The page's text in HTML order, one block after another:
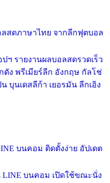
ลสดภาษาไทย จากลีกฟุตบอล
ฯ รายงานผลบอลสดรวดเร็ว
ง พรีเมียร์ลีก อังกฤษ กัลโช่
บุนเดสลีก้า เยอรมัน ลีกเอิง
บนคอม ติดตั้งง่าย อัปเดต
LINE บนคอม เปิดใช้ขณะนั่ง